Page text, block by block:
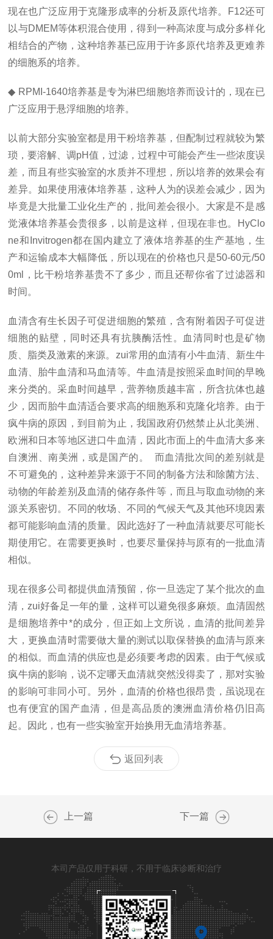
现在也广泛应用于克隆形成率的分析及原代培养。F12还可
以与DMEM等体积混合使用，得到一种高浓度与成分多样化
相结合的产物，这种培养基已应用于许多原代培养及更难养
的细胞系的培养。
◆ RPMI -1640培养基是专为淋巴细胞培养而设计的，现在已
广泛应用于悬浮细胞的培养。
以前大部分实验室都是用干粉培养基，但配制过程就较为繁
琐，要溶解、调pH值，过滤，过程中可能会产生一些浓度误
差，而且有些实验室的水质并不理想，所以培养的效果会有
差异。如果使用液体培养基，这种人为的误差会减少，因为
毕竟是大批量工业化生产的，批间差会很小。大家是不是感
觉液体培养基会贵很多，以前是这样，但现在非也。HyClo
ne和Invitrogen都在国内建立了液体培养基的生产基地，生
产和运输成本大幅降低，所以现在的价格也只是50-60元/50
0ml，比干粉培养基贵不了多少，而且还帮你省了过滤器和
时间。
血清含有生长因子可促进细胞的繁殖，含有附着因子可促进
细胞的贴壁，同时还具有抗胰酶活性。血清同时也是矿物
质、脂类及激素的来源。 zui常用的血清有小牛血清、新生牛
血清、胎牛血清和马血清等。牛血清是按照采血时间的早晚
来分类的。采血时间越早，营养物质越丰富，所含抗体也越
少，因而胎牛血清适合要求高的细胞系和克隆化培养。由于
疯牛病的原因，到目前为止，我国政府仍然禁止从北美洲、
欧洲和日本等地区进口牛血清，因此市面上的牛血清大多来
自澳洲、南美洲，或是国产的。 而血清批次间的差别就是
不可避免的，这种差异来源于不同的制备方法和除菌方法、
动物的年龄差别及血清的储存条件等，而且与取血动物的来
源关系密切。不同的牧场、不同的气候天气及其他环境因素
都可能影响血清的质量。因此选好了一种血清就要尽可能长
期使用它。在需要更换时，也要尽量保持与原有的一批血清
相似。
现在很多公司都提供血清预留，你一旦选定了某个批次的血
清， zui好备足一年的量，这样可以避免很多麻烦。血清固然
是细胞培养中*的成分，但正如上文所说，血清的批间差异
大，更换血清时需要做大量的测试以取保替换的血清与原来
的相似。而血清的供应也是必须要考虑的因素。由于气候或
疯牛病的影响，说不定哪天血清就突然没得卖了，那对实验
的影响可非同小可。另外，血清的价格也很昂贵，虽说现在
也有便宜的国产血清，但是高品质的澳洲血清价格仍旧高
起。因此，也有一些实验室开始换用无血清培养基。
返回列表
上一篇 下一篇
本司产品仅用于科研，不用于临床诊断和治疗